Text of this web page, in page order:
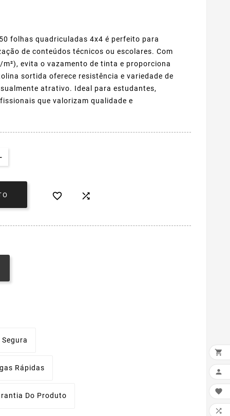
folhas quadriculadas 4x4 é perfeito para
de conteúdos técnicos ou escolares. Com
evita o vazamento de tinta e proporciona
sortida oferece resistência e variedade de
atrativo. Ideal para estudantes,
que valorizam qualidade e
 
Rápidas
Do Produto



